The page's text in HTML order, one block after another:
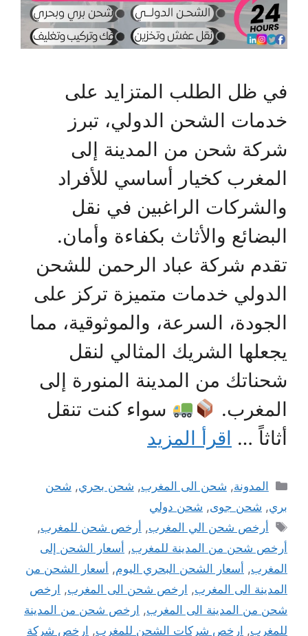
في ظل الطلب المتزايد على
خدمات الشحن الدولي، تبرز
شركة شحن من المدينة إلى
المغرب كخيار أساسي للأفراد
والشركات الراغبين في نقل
البضائع والأثاث بكفاءة وأمان.
تقدم شركة عباد الرحمن للشحن
الدولي خدمات متميزة تركز على
الجودة، السرعة، والموثوقية، مما
يجعلها الشريك المثالي لنقل
شحناتك من المدينة المنورة إلى
المغرب.
سواء كنت تنقل
أثاثاً … اقرأ المزيد
التصنيفات
المدونة, شحن الى المغرب, شحن بحري, شحن
بري, شحن جوى, شحن دولي
الوسوم
أرخص شحن الي المغرب, أرخص شحن للمغرب,
أرخص شحن من المدينة للمغرب, أسعار الشحن إلى
المغرب, أسعار الشحن البحري اليوم, أسعار الشحن من
المدينة الى المغرب, ارخص شحن الى المغرب, ارخص
شحن من المدينة الى المغرب, ارخص شحن من المدينة
للمغرب, ارخص شركات الشحن للمغرب, ارخص شركة